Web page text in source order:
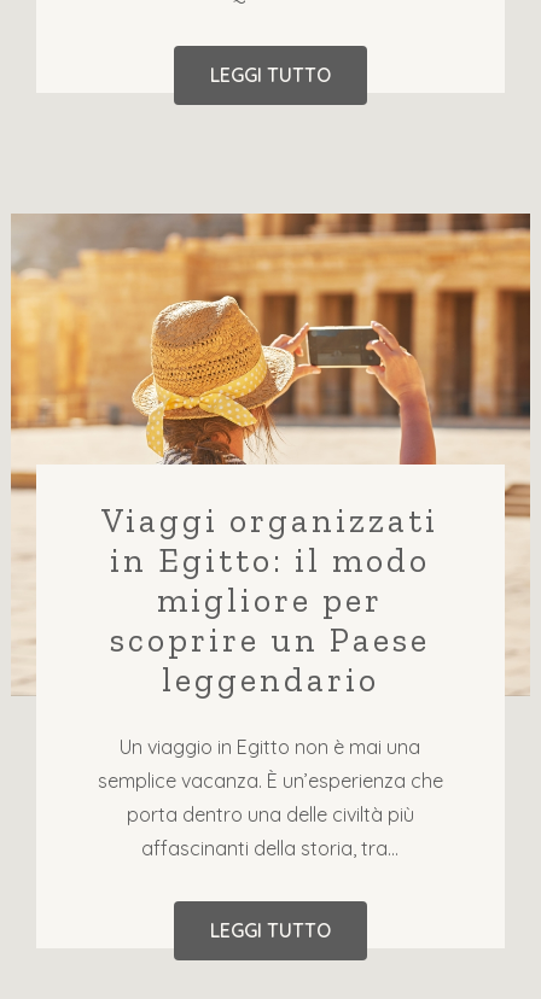
LEGGI TUTTO
Viaggi organizzati
in Egitto: il modo
migliore per
scoprire un Paese
leggendario
Un viaggio in Egitto non è mai una
semplice vacanza. È un’esperienza che
porta dentro una delle civiltà più
affascinanti della storia, tra...
LEGGI TUTTO